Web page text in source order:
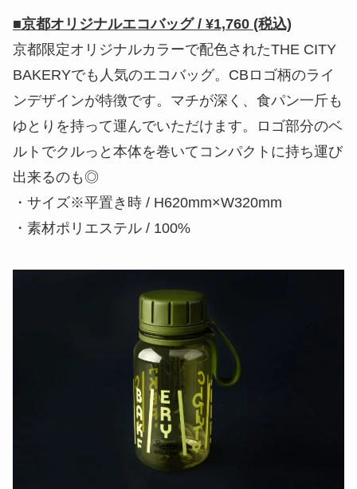
■京都オリジナルエコバッグ / ¥1,760 (税込)
京都限定オリジナルカラーで配色されたTHE CITY
BAKERYでも人気のエコバッグ。CBロゴ柄のライ
ンデザインが特徴です。マチが深く、食パン一斤も
ゆとりを持って運んでいただけます。ロゴ部分のベ
ルトでクルっと本体を巻いてコンパクトに持ち運び
出来るのも◎
・サイズ※平置き時 / H620mm×W320mm
・素材ポリエステル / 100%